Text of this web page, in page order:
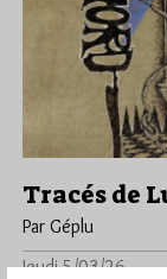
Tracés de
Par Géplu
Jeudi 5/03/26